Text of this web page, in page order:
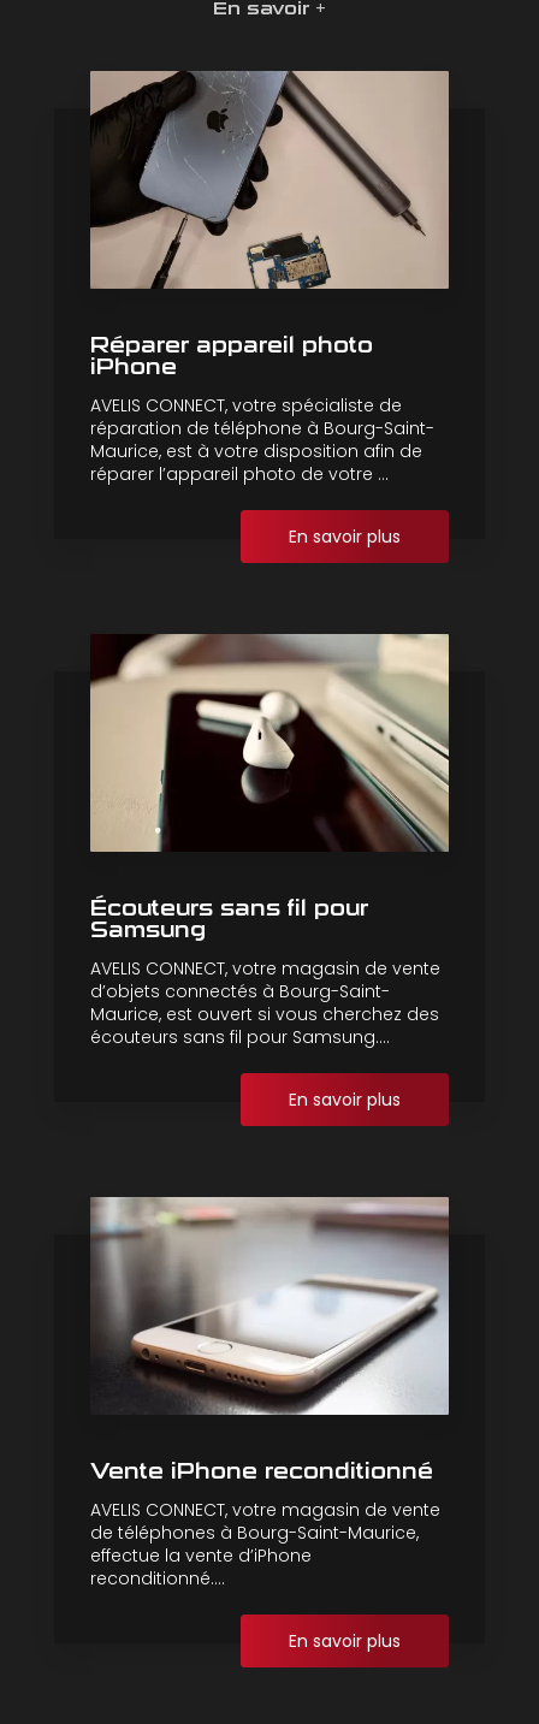
En savoir +
Réparer appareil photo
iPhone
AVELIS CONNECT, votre spécialiste de
réparation de téléphone à Bourg-Saint-
Maurice, est à votre disposition afin de
réparer l’appareil photo de votre ...
En savoir plus
Écouteurs sans fil pour
Samsung
AVELIS CONNECT, votre magasin de vente
d’objets connectés à Bourg-Saint-
Maurice, est ouvert si vous cherchez des
écouteurs sans fil pour Samsung....
En savoir plus
Vente iPhone reconditionné
AVELIS CONNECT, votre magasin de vente
de téléphones à Bourg-Saint-Maurice,
effectue la vente d’iPhone
reconditionné....
En savoir plus